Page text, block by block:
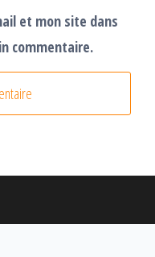
et mon site dans
commentaire.